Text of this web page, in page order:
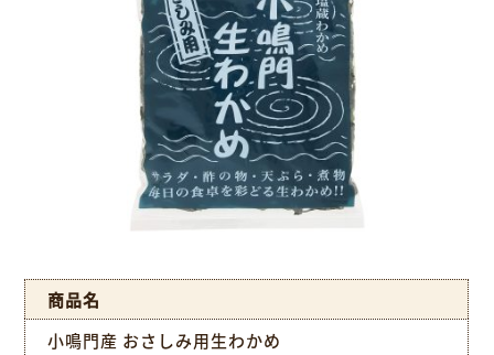
商品名
小鳴門産 おさしみ用生わかめ